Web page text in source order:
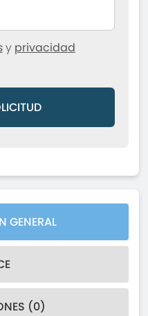
y privacidad
GENERAL
(0)